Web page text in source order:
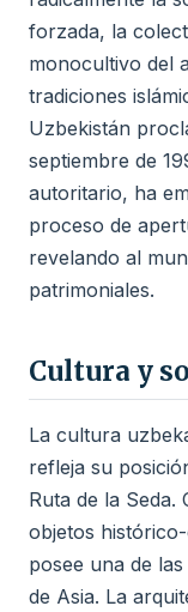
forzada, la
monocultivo del
tradiciones
Uzbekistán
septiembre de
autoritario, ha
proceso de
revelando al
patrimoniales.
Cultura y
La cultura
refleja su
Ruta de la
objetos
posee una de
de Asia. La